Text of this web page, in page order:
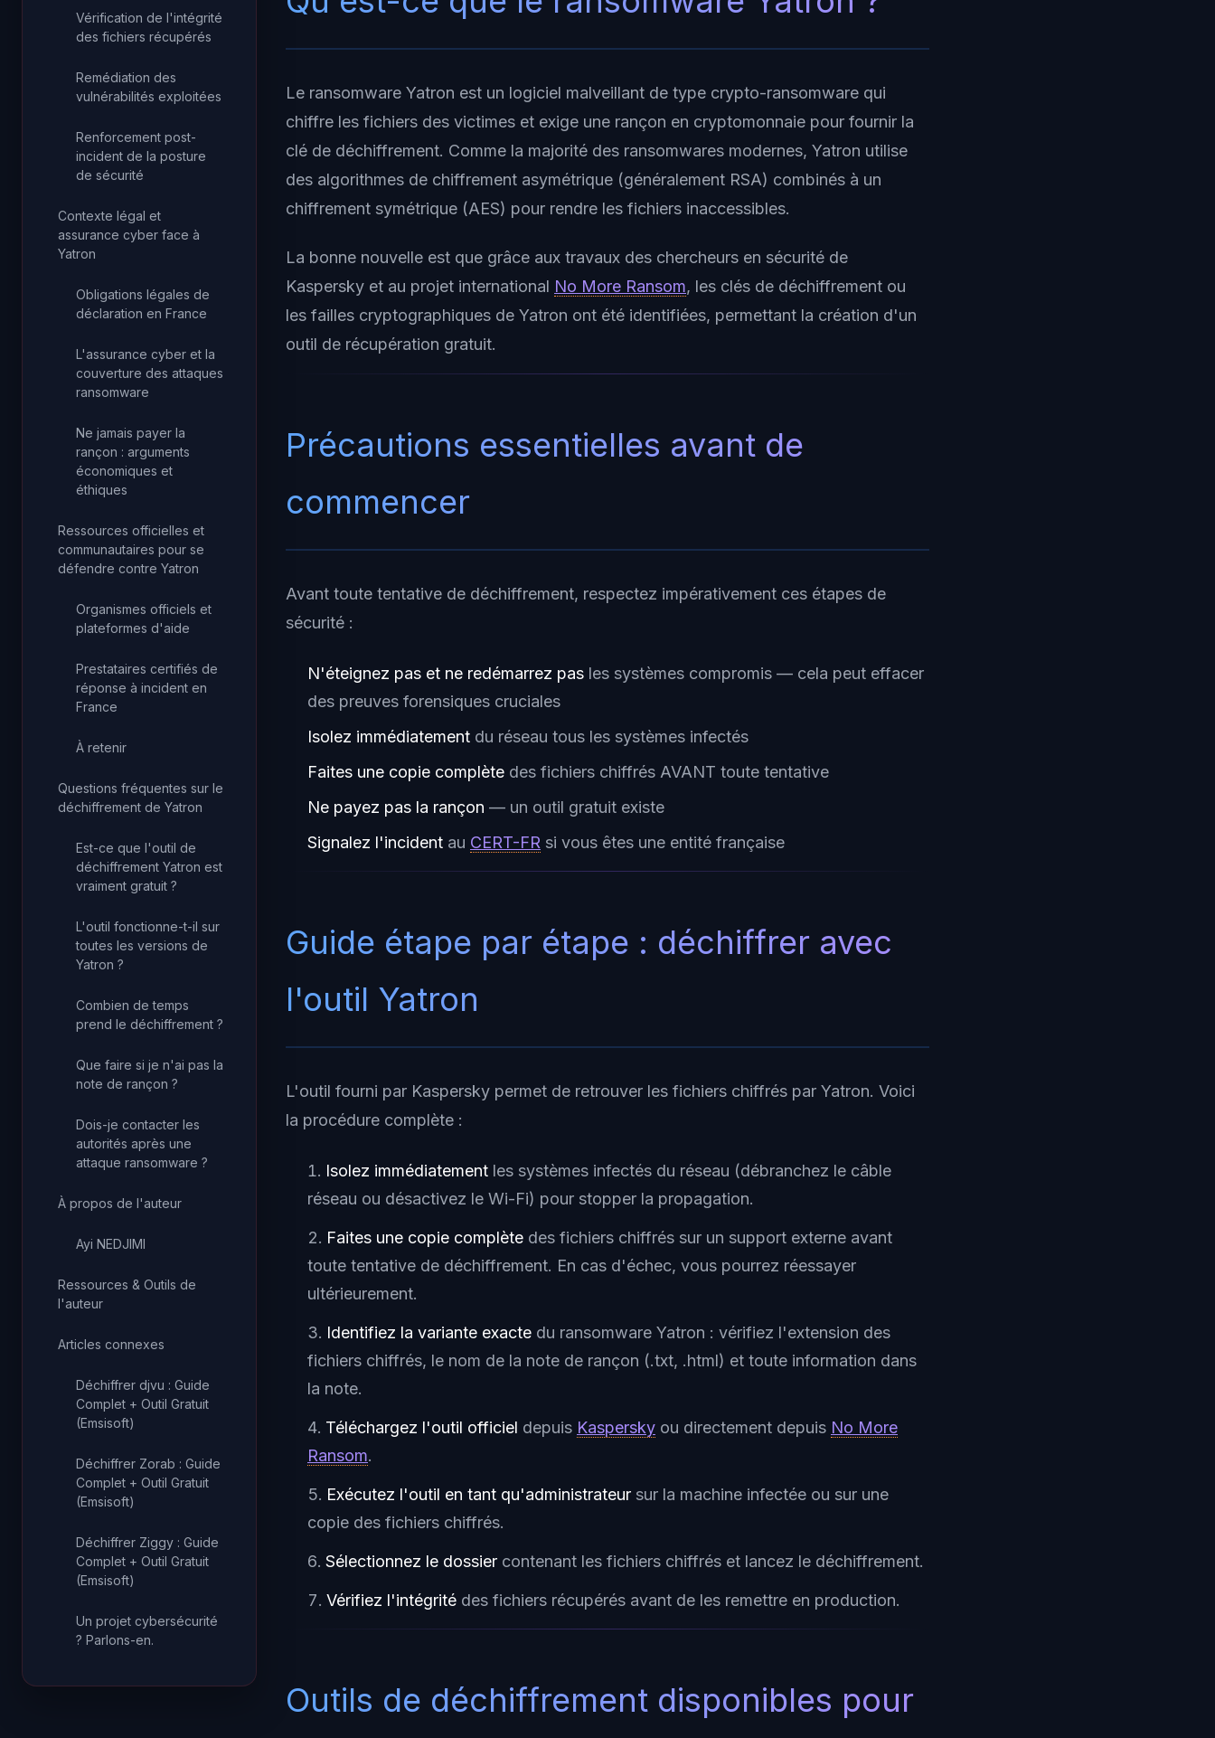
Vérification de l'intégrité
des fichiers récupérés
Remédiation des
vulnérabilités exploitées
Renforcement post-
incident de la posture
de sécurité
Contexte légal et
assurance cyber face à
Yatron
Obligations légales de
déclaration en France
L'assurance cyber et la
couverture des attaques
ransomware
Ne jamais payer la
rançon : arguments
économiques et
éthiques
Ressources officielles et
communautaires pour se
défendre contre Yatron
Organismes officiels et
plateformes d'aide
Prestataires certifiés de
réponse à incident en
France
À retenir
Questions fréquentes sur le
déchiffrement de Yatron
Est-ce que l'outil de
déchiffrement Yatron est
vraiment gratuit ?
L'outil fonctionne-t-il sur
toutes les versions de
Yatron ?
Combien de temps
prend le déchiffrement ?
Que faire si je n'ai pas la
note de rançon ?
Dois-je contacter les
autorités après une
attaque ransomware ?
À propos de l'auteur
Ayi NEDJIMI
Ressources & Outils de
l'auteur
Articles connexes
Déchiffrer djvu : Guide
Complet + Outil Gratuit
(Emsisoft)
Déchiffrer Zorab : Guide
Complet + Outil Gratuit
(Emsisoft)
Déchiffrer Ziggy : Guide
Complet + Outil Gratuit
(Emsisoft)
Un projet cybersécurité
? Parlons-en.
Le ransomware Yatron est un logiciel malveillant de type crypto-ransomware qui
chiffre les fichiers des victimes et exige une rançon en cryptomonnaie pour fournir la
clé de déchiffrement. Comme la majorité des ransomwares modernes, Yatron utilise
des algorithmes de chiffrement asymétrique (généralement RSA) combinés à un
chiffrement symétrique (AES) pour rendre les fichiers inaccessibles.
La bonne nouvelle est que grâce aux travaux des chercheurs en sécurité de
Kaspersky et au projet international No More Ransom, les clés de déchiffrement ou
les failles cryptographiques de Yatron ont été identifiées, permettant la création d'un
outil de récupération gratuit.
Précautions essentielles avant de
commencer
Avant toute tentative de déchiffrement, respectez impérativement ces étapes de
sécurité :
N'éteignez pas et ne redémarrez pas les systèmes compromis — cela peut effacer
des preuves forensiques cruciales
Isolez immédiatement du réseau tous les systèmes infectés
Faites une copie complète des fichiers chiffrés AVANT toute tentative
Ne payez pas la rançon — un outil gratuit existe
Signalez l'incident au CERT-FR si vous êtes une entité française
Guide étape par étape : déchiffrer avec
l'outil Yatron
L'outil fourni par Kaspersky permet de retrouver les fichiers chiffrés par Yatron. Voici
la procédure complète :
Isolez immédiatement les systèmes infectés du réseau (débranchez le câble
réseau ou désactivez le Wi-Fi) pour stopper la propagation.
Faites une copie complète des fichiers chiffrés sur un support externe avant
toute tentative de déchiffrement. En cas d'échec, vous pourrez réessayer
ultérieurement.
Identifiez la variante exacte du ransomware Yatron : vérifiez l'extension des
fichiers chiffrés, le nom de la note de rançon (.txt, .html) et toute information dans
la note.
Téléchargez l'outil officiel depuis Kaspersky ou directement depuis No More
Ransom.
Exécutez l'outil en tant qu'administrateur sur la machine infectée ou sur une
copie des fichiers chiffrés.
Sélectionnez le dossier contenant les fichiers chiffrés et lancez le déchiffrement.
Vérifiez l'intégrité des fichiers récupérés avant de les remettre en production.
Outils de déchiffrement disponibles pour